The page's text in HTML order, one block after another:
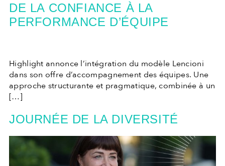
DE LA CONFIANCE À LA
PERFORMANCE D’ÉQUIPE
Highlight annonce l’intégration du modèle Lencioni
dans son offre d’accompagnement des équipes. Une
approche structurante et pragmatique, combinée à un
[…]
JOURNÉE DE LA DIVERSITÉ